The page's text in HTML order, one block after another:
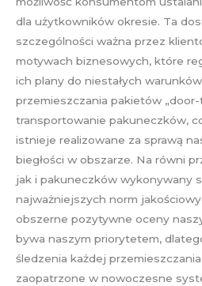
dla użytkowników okresie. Ta
szczególności ważna przez
motywach biznesowych, które
ich plany do niestałych
przemieszczania pakietów
transportowanie pakuneczków,
istnieje realizowane za sprawą
biegłości w obszarze. Na równi
jak i pakuneczków wykonywany
najważniejszych norm
obszerne pozytywne oceny
bywa naszym priorytetem,
śledzenia każdej
zaopatrzone w nowoczesne